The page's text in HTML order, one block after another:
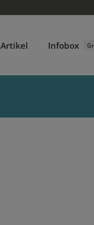
Artikel Infobox